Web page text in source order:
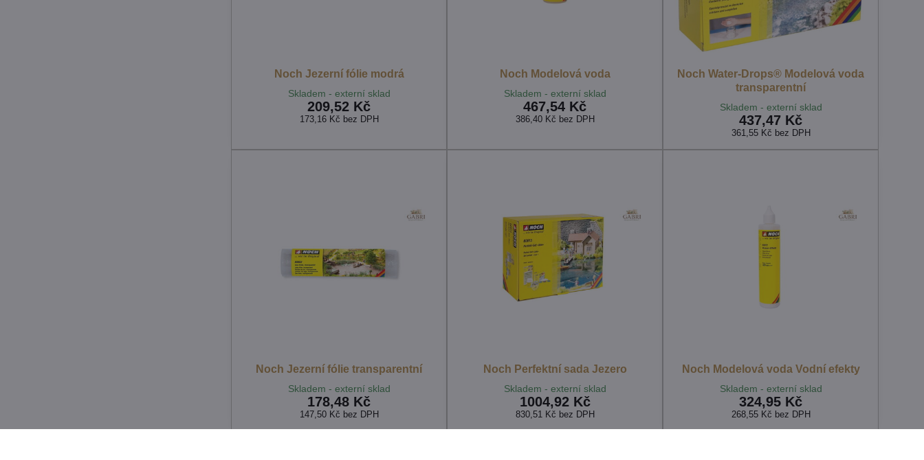
Noch Jezerní fólie modrá
Skladem - externí sklad
209,52 Kč
173,16 Kč bez DPH
Noch Modelová voda
Skladem - externí sklad
467,54 Kč
386,40 Kč bez DPH
Noch Water-Drops® Modelová voda
transparentní
Skladem - externí sklad
437,47 Kč
361,55 Kč bez DPH
Noch Jezerní fólie transparentní
Skladem - externí sklad
178,48 Kč
147,50 Kč bez DPH
Noch Perfektní sada Jezero
Skladem - externí sklad
1004,92 Kč
830,51 Kč bez DPH
Noch Modelová voda Vodní efekty
Skladem - externí sklad
324,95 Kč
268,55 Kč bez DPH